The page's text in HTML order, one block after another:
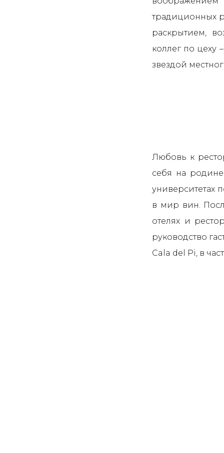
традиционных
раскрытием,
коллег по цеху
звездой
Любовь к
себя на
университетах
в мир вин.
отелях и
руководство
Cala del Pi, в